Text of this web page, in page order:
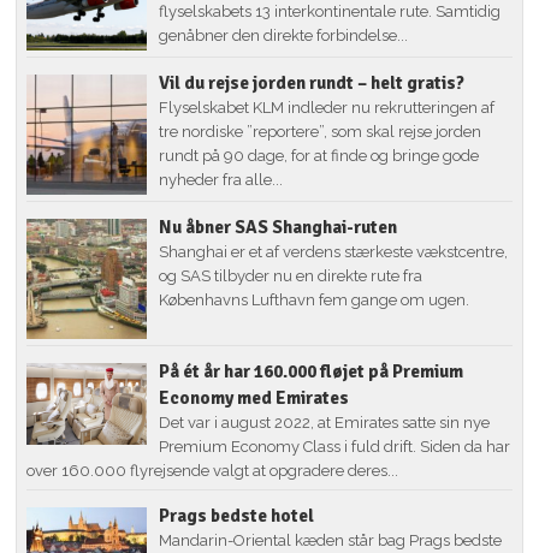
flyselskabets 13 interkontinentale rute. Samtidig
genåbner den direkte forbindelse...
Vil du rejse jorden rundt – helt gratis?
Flyselskabet KLM indleder nu rekrutteringen af
tre nordiske ”reportere”, som skal rejse jorden
rundt på 90 dage, for at finde og bringe gode
nyheder fra alle...
Nu åbner SAS Shanghai-ruten
Shanghai er et af verdens stærkeste vækstcentre,
og SAS tilbyder nu en direkte rute fra
Københavns Lufthavn fem gange om ugen.
På ét år har 160.000 fløjet på Premium
Economy med Emirates
Det var i august 2022, at Emirates satte sin nye
Premium Economy Class i fuld drift. Siden da har
over 160.000 flyrejsende valgt at opgradere deres...
Prags bedste hotel
Mandarin-Oriental kæden står bag Prags bedste